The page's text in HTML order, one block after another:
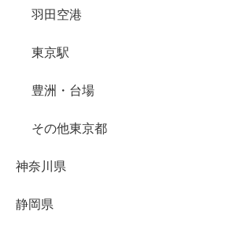
羽田空港
東京駅
豊洲・台場
その他東京都
神奈川県
静岡県